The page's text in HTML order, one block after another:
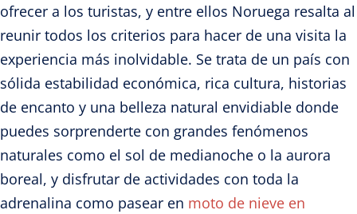
ofrecer a los turistas, y entre ellos Noruega resalta al
reunir todos los criterios para hacer de una visita la
experiencia más inolvidable. Se trata de un país con
sólida estabilidad económica, rica cultura, historias
de encanto y una belleza natural envidiable donde
puedes sorprenderte con grandes fenómenos
naturales como el sol de medianoche o la aurora
boreal, y disfrutar de actividades con toda la
adrenalina como pasear en moto de nieve en